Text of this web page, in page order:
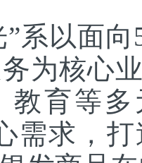
系以面
为核心
教育等
需求，